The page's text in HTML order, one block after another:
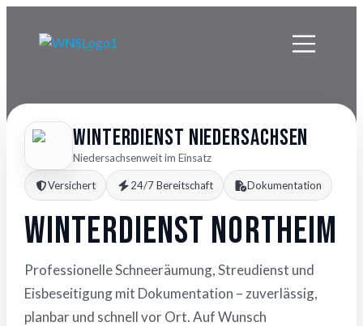
Winterdienst Niedersachsen
Niedersachsenweit im Einsatz
Versichert 24/7 Bereitschaft Dokumentation
Winterdienst Northeim
Professionelle Schneeräumung, Streudienst und
Eisbeseitigung mit Dokumentation – zuverlässig,
planbar und schnell vor Ort. Auf Wunsch